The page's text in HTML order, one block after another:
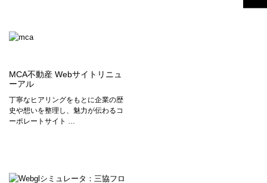
MCA不動産 Webサイトリニュ
ーアル
丁寧なヒアリングをもとに企業の歴
史や想いを整理し、魅力が伝わるコ
ーポレートサイト …